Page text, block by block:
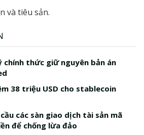
và tiêu sản.
chính thức giữ nguyên bản án
38 triệu USD cho stablecoin
các sàn giao dịch tài sản mã
để chống lừa đảo